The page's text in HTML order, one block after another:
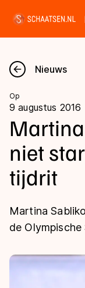
Nieuws
Kalender
Disciplines
Marathon
Kunstschaatsen
Uitslagen
Langebaan
Shorttrack
Marathon
Tijden &
Ranglijsten
De weg op
Nieuws
Op
9 augustus 2016
niet
tijdrit
Martina
de Olympische